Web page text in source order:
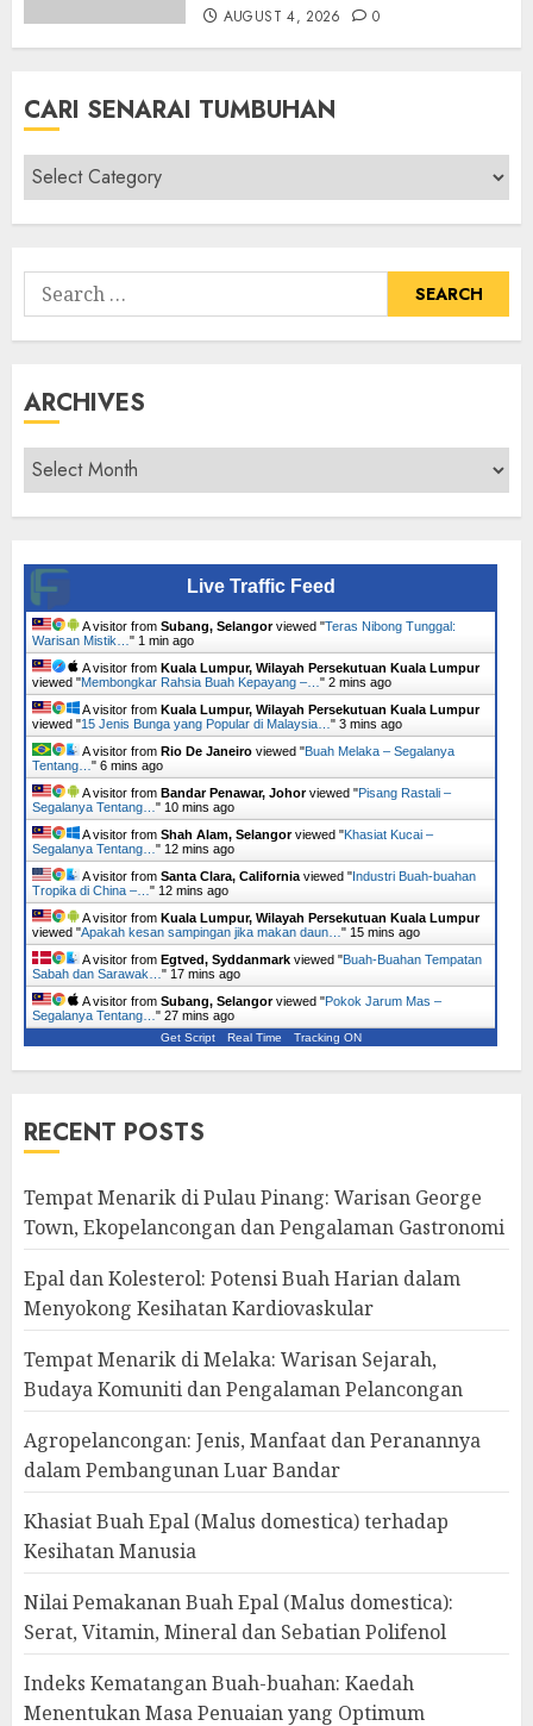
AUGUST 4, 2026 0
CARI SENARAI TUMBUHAN
Cari
Senarai
Tumbuhan
Search
for:
ARCHIVES
Archives
Live Traffic Feed
A visitor from Subang, Selangorviewed "Teras Nibong Tunggal:
Warisan Mistik… " 1 min ago
A visitor from Kuala Lumpur, Wilayah Persekutuan Kuala Lumpur
viewed "Membongkar Rahsia Buah Kepayang –… " 2 mins ago
A visitor from Kuala Lumpur, Wilayah Persekutuan Kuala Lumpur
viewed "15 Jenis Bunga yang Popular di Malaysia… " 3 mins ago
A visitor from Rio De Janeiro viewed "Buah Melaka – Segalanya
Tentang… " 6 mins ago
A visitor from Bandar Penawar, Johorviewed "Pisang Rastali –
Segalanya Tentang… " 10 mins ago
A visitor from Shah Alam, Selangorviewed "Khasiat Kucai –
Segalanya Tentang… " 12 mins ago
A visitor from Santa Clara, California viewed "Industri Buah-buahan
Tropika di China –… " 13 mins ago
A visitor from Kuala Lumpur, Wilayah Persekutuan Kuala Lumpur
viewed "Apakah kesan sampingan jika makan daun… " 15 mins ago
A visitor from Egtved, Syddanmark viewed "Buah-Buahan Tempatan
Sabah dan Sarawak… " 17 mins ago
A visitor from Subang, Selangorviewed "Pokok Jarum Mas –
Segalanya Tentang… " 27 mins ago
Get Script Real Time Tracking ON
RECENT POSTS
Tempat Menarik di Pulau Pinang: Warisan George
Town, Ekopelancongan dan Pengalaman Gastronomi
Epal dan Kolesterol: Potensi Buah Harian dalam
Menyokong Kesihatan Kardiovaskular
Tempat Menarik di Melaka: Warisan Sejarah,
Budaya Komuniti dan Pengalaman Pelancongan
Agropelancongan: Jenis, Manfaat dan Peranannya
dalam Pembangunan Luar Bandar
Khasiat Buah Epal (Malus domestica) terhadap
Kesihatan Manusia
Nilai Pemakanan Buah Epal (Malus domestica):
Serat, Vitamin, Mineral dan Sebatian Polifenol
Indeks Kematangan Buah-buahan: Kaedah
Menentukan Masa Penuaian yang Optimum